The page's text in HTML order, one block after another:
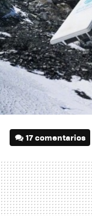
17 comentarios